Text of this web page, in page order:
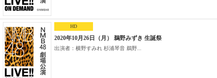
HD
2020年10月26日（月） 鵜野みずき 生誕祭
出演者：横野すみれ 杉浦琴音 鵜野...